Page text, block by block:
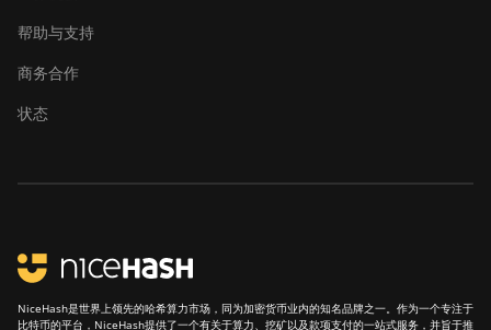
帮助与支持
商务合作
状态
NiceHash是世界上领先的哈希算力市场，同为加密货币业内的知名品牌之一。作为一个专注于
比特币的平台，NiceHash提供了一个有关于算力、挖矿以及款项支付的一站式服务，并旨于推